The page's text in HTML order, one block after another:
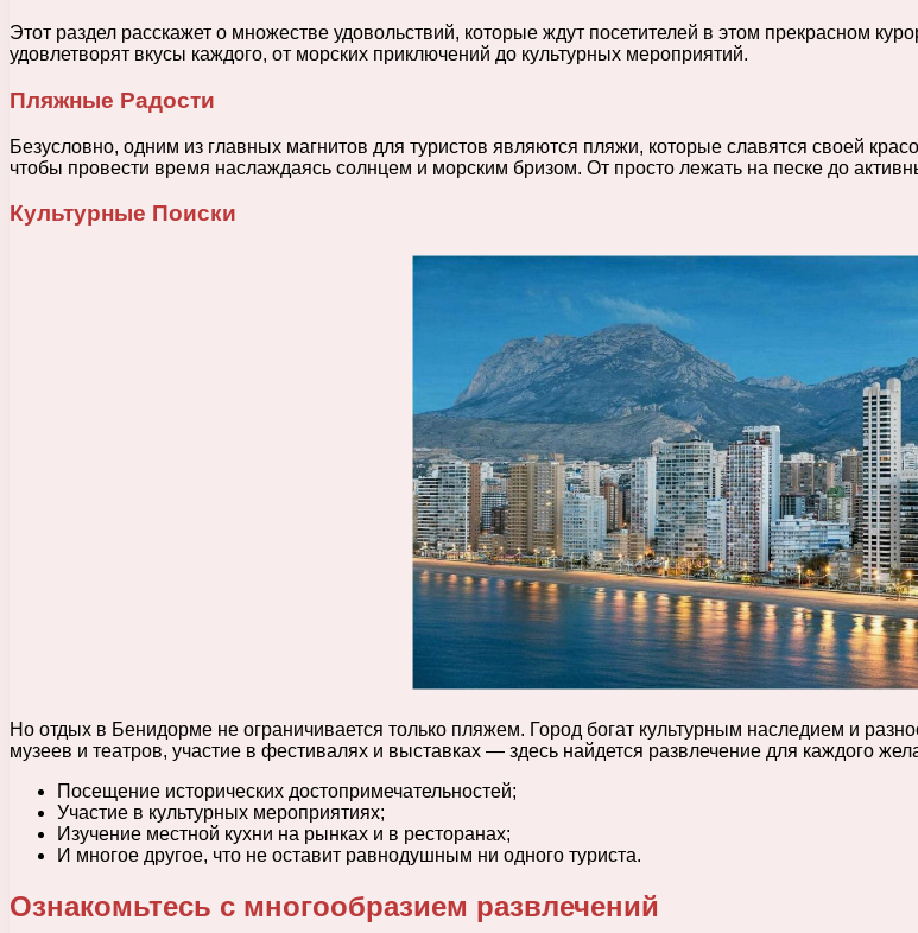
Этот раздел расскажет о множестве удовольствий, которые ждут посетителей в этом прекрасном
удовлетворят вкусы каждого, от морских приключений до культурных мероприятий.
Пляжные Радости
Безусловно, одним из главных магнитов для туристов являются пляжи, которые славятся своей
чтобы провести время наслаждаясь солнцем и морским бризом. От просто лежать на песке до
Культурные Поиски
Но отдых в Бенидорме не ограничивается только пляжем. Город богат культурным наследием и
музеев и театров, участие в фестивалях и выставках — здесь найдется развлечение для каждого
Посещение исторических достопримечательностей;
Участие в культурных мероприятиях;
Изучение местной кухни на рынках и в ресторанах;
И многое другое, что не оставит равнодушным ни одного туриста.
Ознакомьтесь с многообразием развлечений